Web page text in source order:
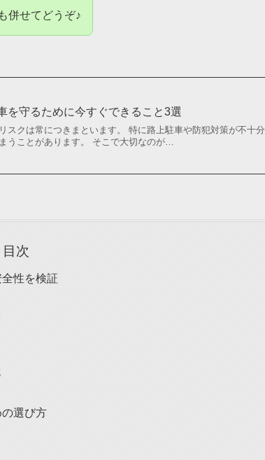
併せてどうぞ♪
を守るために今すぐできること3選
スクは常につきまといます。 特に路上駐車や防犯対策が不十分
うことがあります。 そこで大切なのが…
目次
性を検証
選び方